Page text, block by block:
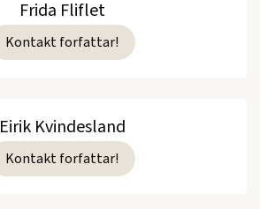
Frida Fliflet
Kontakt forfattar!
Eirik Kvindesland
Kontakt forfattar!